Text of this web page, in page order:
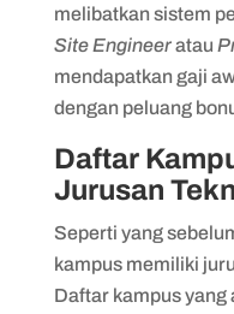
melibatkan sistem
Site Engineeratau
mendapatkan gaji
dengan peluang
Daftar
Jurusan
Seperti yang
kampus memiliki
Daftar kampus yang